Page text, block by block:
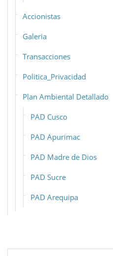
Accionistas
Galeria
Transacciones
Politica_Privacidad
Plan Ambiental Detallado
PAD Cusco
PAD Apurimac
PAD Madre de Dios
PAD Sucre
PAD Arequipa